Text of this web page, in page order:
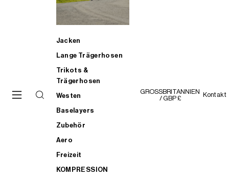
Jacken
Lange Trägerhosen
Trikots &
Trägerhosen
Westen
Baselayers
Zubehör
Aero
Freizeit
KOMPRESSION
GROSSBRITANNIEN
/ GBP £
Kontakt